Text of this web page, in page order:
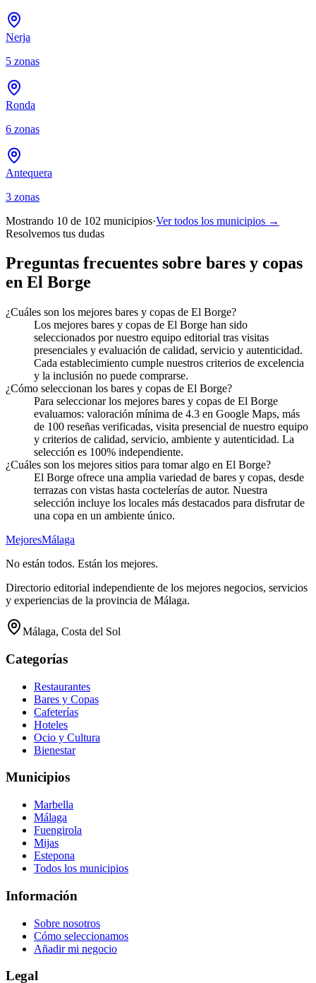
Nerja
5 zonas
Ronda
6 zonas
Antequera
3 zonas
Mostrando 10 de 102 municipios·Ver todos los municipios →
Resolvemos tus dudas
Preguntas frecuentes sobre bares y copas
en El Borge
¿Cuáles son los mejores bares y copas de El Borge?
Los mejores bares y copas de El Borge han sido
seleccionados por nuestro equipo editorial tras visitas
presenciales y evaluación de calidad, servicio y autenticidad.
Cada establecimiento cumple nuestros criterios de excelencia
y la inclusión no puede comprarse.
¿Cómo seleccionan los bares y copas de El Borge?
Para seleccionar los mejores bares y copas de El Borge
evaluamos: valoración mínima de 4.3 en Google Maps, más
de 100 reseñas verificadas, visita presencial de nuestro equipo
y criterios de calidad, servicio, ambiente y autenticidad. La
selección es 100% independiente.
¿Cuáles son los mejores sitios para tomar algo en El Borge?
El Borge ofrece una amplia variedad de bares y copas, desde
terrazas con vistas hasta coctelerías de autor. Nuestra
selección incluye los locales más destacados para disfrutar de
una copa en un ambiente único.
MejoresMálaga
No están todos. Están los mejores.
Directorio editorial independiente de los mejores negocios, servicios
y experiencias de la provincia de Málaga.
Málaga, Costa del Sol
Categorías
Restaurantes
Bares y Copas
Cafeterías
Hoteles
Ocio y Cultura
Bienestar
Municipios
Marbella
Málaga
Fuengirola
Mijas
Estepona
Todos los municipios
Información
Sobre nosotros
Cómo seleccionamos
Añadir mi negocio
Legal